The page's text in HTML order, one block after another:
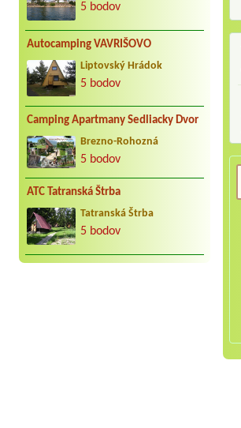
5 bodov
Autocamping VAVRIŠOVO
Liptovský Hrádok
5 bodov
Camping Apartmany Sedliacky Dvor
Brezno-Rohozná
5 bodov
ATC Tatranská Štrba
Tatranská Štrba
5 bodov